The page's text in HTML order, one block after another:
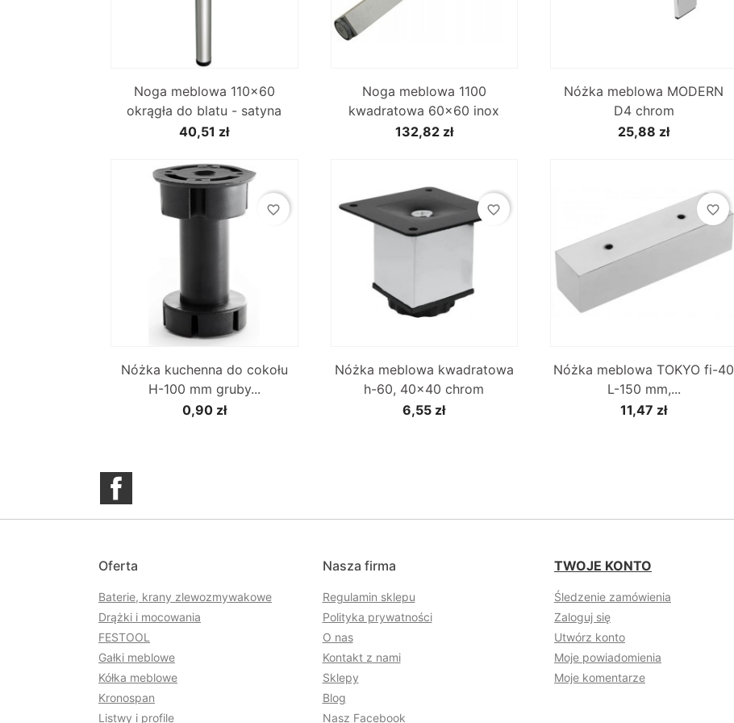
Noga meblowa 110x60
okrągła do blatu - satyna
40,51 zł
Noga meblowa 1100
kwadratowa 60x60 inox
132,82 zł
Nóżka meblowa MODERN
D4 chrom
25,88 zł
Nóżka kuchenna do cokołu
H-100 mm gruby...
0,90 zł
favorite_border
Nóżka meblowa kwadratowa
h-60, 40x40 chrom
6,55 zł
favorite_border
Nóżka meblowa TOKYO fi-40
L-150 mm,...
11,47 zł
favorite_border
Oferta
Baterie, krany zlewozmywakowe
Drążki i mocowania
FESTOOL
Gałki meblowe
Kółka meblowe
Kronospan
Listwy i profile
Nasza firma
Regulamin sklepu
Polityka prywatności
O nas
Kontakt z nami
Sklepy
Blog
Nasz Facebook
TWOJE KONTO
Śledzenie zamówienia
Zaloguj się
Utwórz konto
Moje powiadomienia
Moje komentarze